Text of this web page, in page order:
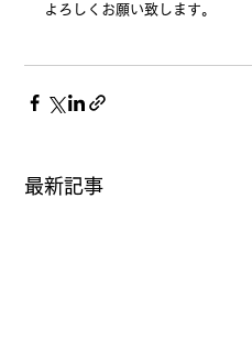
よろしくお願い致します。
最新記事